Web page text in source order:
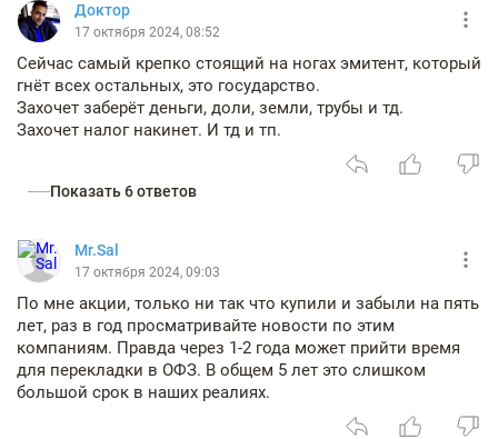
Доктор
17 октября 2024, 08:52
Сейчас самый крепко стоящий на ногах эмитент, который
гнёт всех остальных, это государство.
Захочет заберёт деньги, доли, земли, трубы и тд.
Захочет налог накинет. И тд и тп.
Показать 6 ответов
Mr.Sal
17 октября 2024, 09:03
По мне акции, только ни так что купили и забыли на пять
лет, раз в год просматривайте новости по этим
компаниям. Правда через 1-2 года может прийти время
для перекладки в ОФЗ. В общем 5 лет это слишком
большой срок в наших реалиях.